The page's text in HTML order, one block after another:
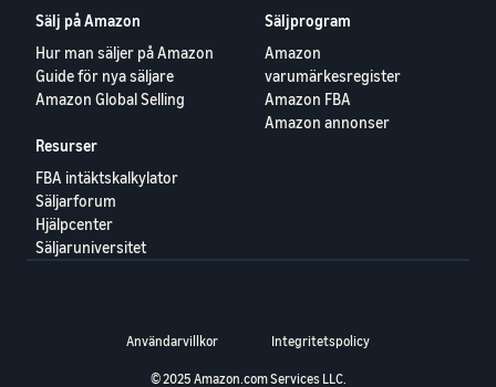
Sälj på Amazon
Hur man säljer på Amazon
Guide för nya säljare
Amazon Global Selling
Säljprogram
Amazon
varumärkesregister
Amazon FBA
Amazon annonser
Resurser
FBA intäktskalkylator
Säljarforum
Hjälpcenter
Säljaruniversitet
Användarvillkor Integritetspolicy
© 2025 Amazon.com Services LLC.